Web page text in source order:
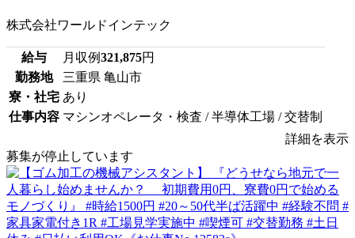
株式会社ワールドインテック
給与 月収例321,875円
勤務地
三重県 亀山市
寮・社宅 あり
仕事内容 マシンオペレータ・検査 / 半導体工場 / 交替制
詳細を表示
募集が停止しています